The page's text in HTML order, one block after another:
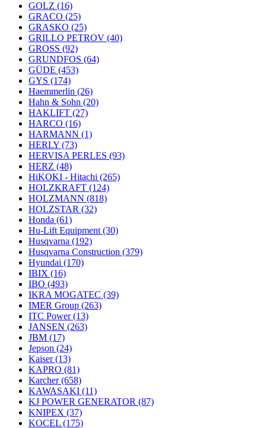
GOLZ (16)
GRACO (25)
GRASKO (25)
GRILLO PETROV (40)
GROSS (92)
GRUNDFOS (64)
GÜDE (453)
GYS (174)
Haemmerlin (26)
Hahn & Sohn (20)
HAKLIFT (27)
HARCO (16)
HARMANN (1)
HERLY (73)
HERVISA PERLES (93)
HERZ (48)
HiKOKI - Hitachi (265)
HOLZKRAFT (124)
HOLZMANN (818)
HOLZSTAR (32)
Honda (61)
Hu-Lift Equipment (30)
Husqvarna (192)
Husqvarna Construction (379)
Hyundai (170)
IBIX (16)
IBO (493)
IKRA MOGATEC (39)
IMER Group (263)
ITC Power(13)
JANSEN (263)
JBM (17)
Jepson (24)
Kaiser(13)
KAPRO (81)
Karcher(658)
KAWASAKI (11)
KJ POWER GENERATOR (87)
KNIPEX (37)
KOCEL (175)